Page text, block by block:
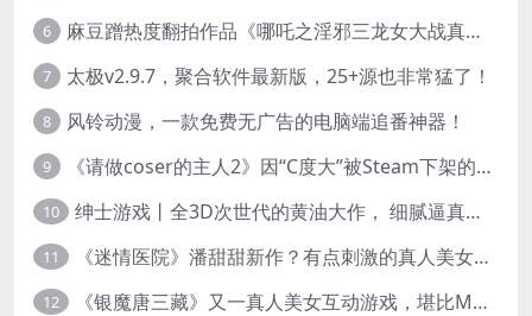
6 麻豆蹭热度翻拍作品《哪吒之淫邪三龙女大战真阳魔童》 已上线
7 太极v2.9.7，聚合软件最新版，25+源也非常猛了！
8 风铃动漫，一款免费无广告的电脑端追番神器！
9 《请做coser的主人2》因“C度大”被Steam下架的真人美女互动游戏！
10 绅士游戏丨全3D次世代的黄油大作， 细腻逼真的双人互动狂想曲！
11 《迷情医院》潘甜甜新作？有点刺激的真人美女互动游戏
12 《银魔唐三藏》又一真人美女互动游戏，堪比M豆！